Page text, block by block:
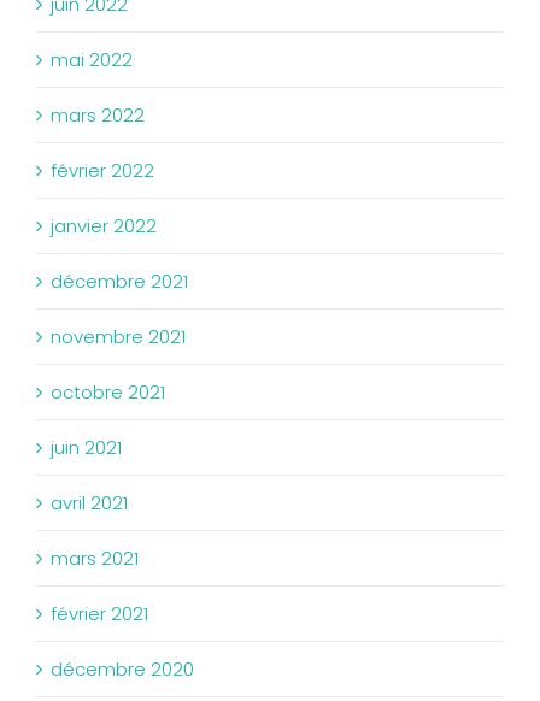
mai 2022
mars 2022
février 2022
janvier 2022
décembre 2021
novembre 2021
octobre 2021
juin 2021
avril 2021
mars 2021
février 2021
décembre 2020